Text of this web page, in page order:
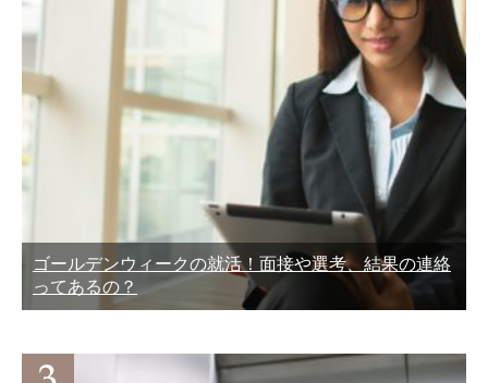
ゴールデンウィークの就活！面接や選考、結果の連絡
ってあるの？